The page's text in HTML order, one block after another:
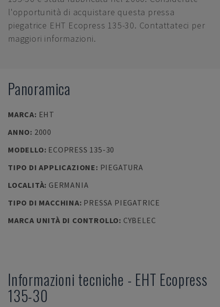
l'opportunità di acquistare questa pressa
piegatrice EHT Ecopress 135-30. Contattateci per
maggiori informazioni.
Panoramica
MARCA: EHT
ANNO: 2000
MODELLO: ECOPRESS 135-30
TIPO DI APPLICAZIONE: PIEGATURA
LOCALITÀ: GERMANIA
TIPO DI MACCHINA: PRESSA PIEGATRICE
MARCA UNITÀ DI CONTROLLO: CYBELEC
Informazioni tecniche - EHT Ecopress
135-30